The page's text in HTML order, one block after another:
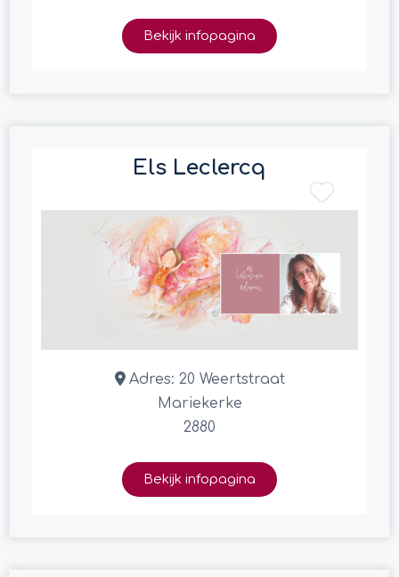
Bekijk infopagina
Els Leclercq
Adres: 20 Weertstraat
Mariekerke
2880
Bekijk infopagina